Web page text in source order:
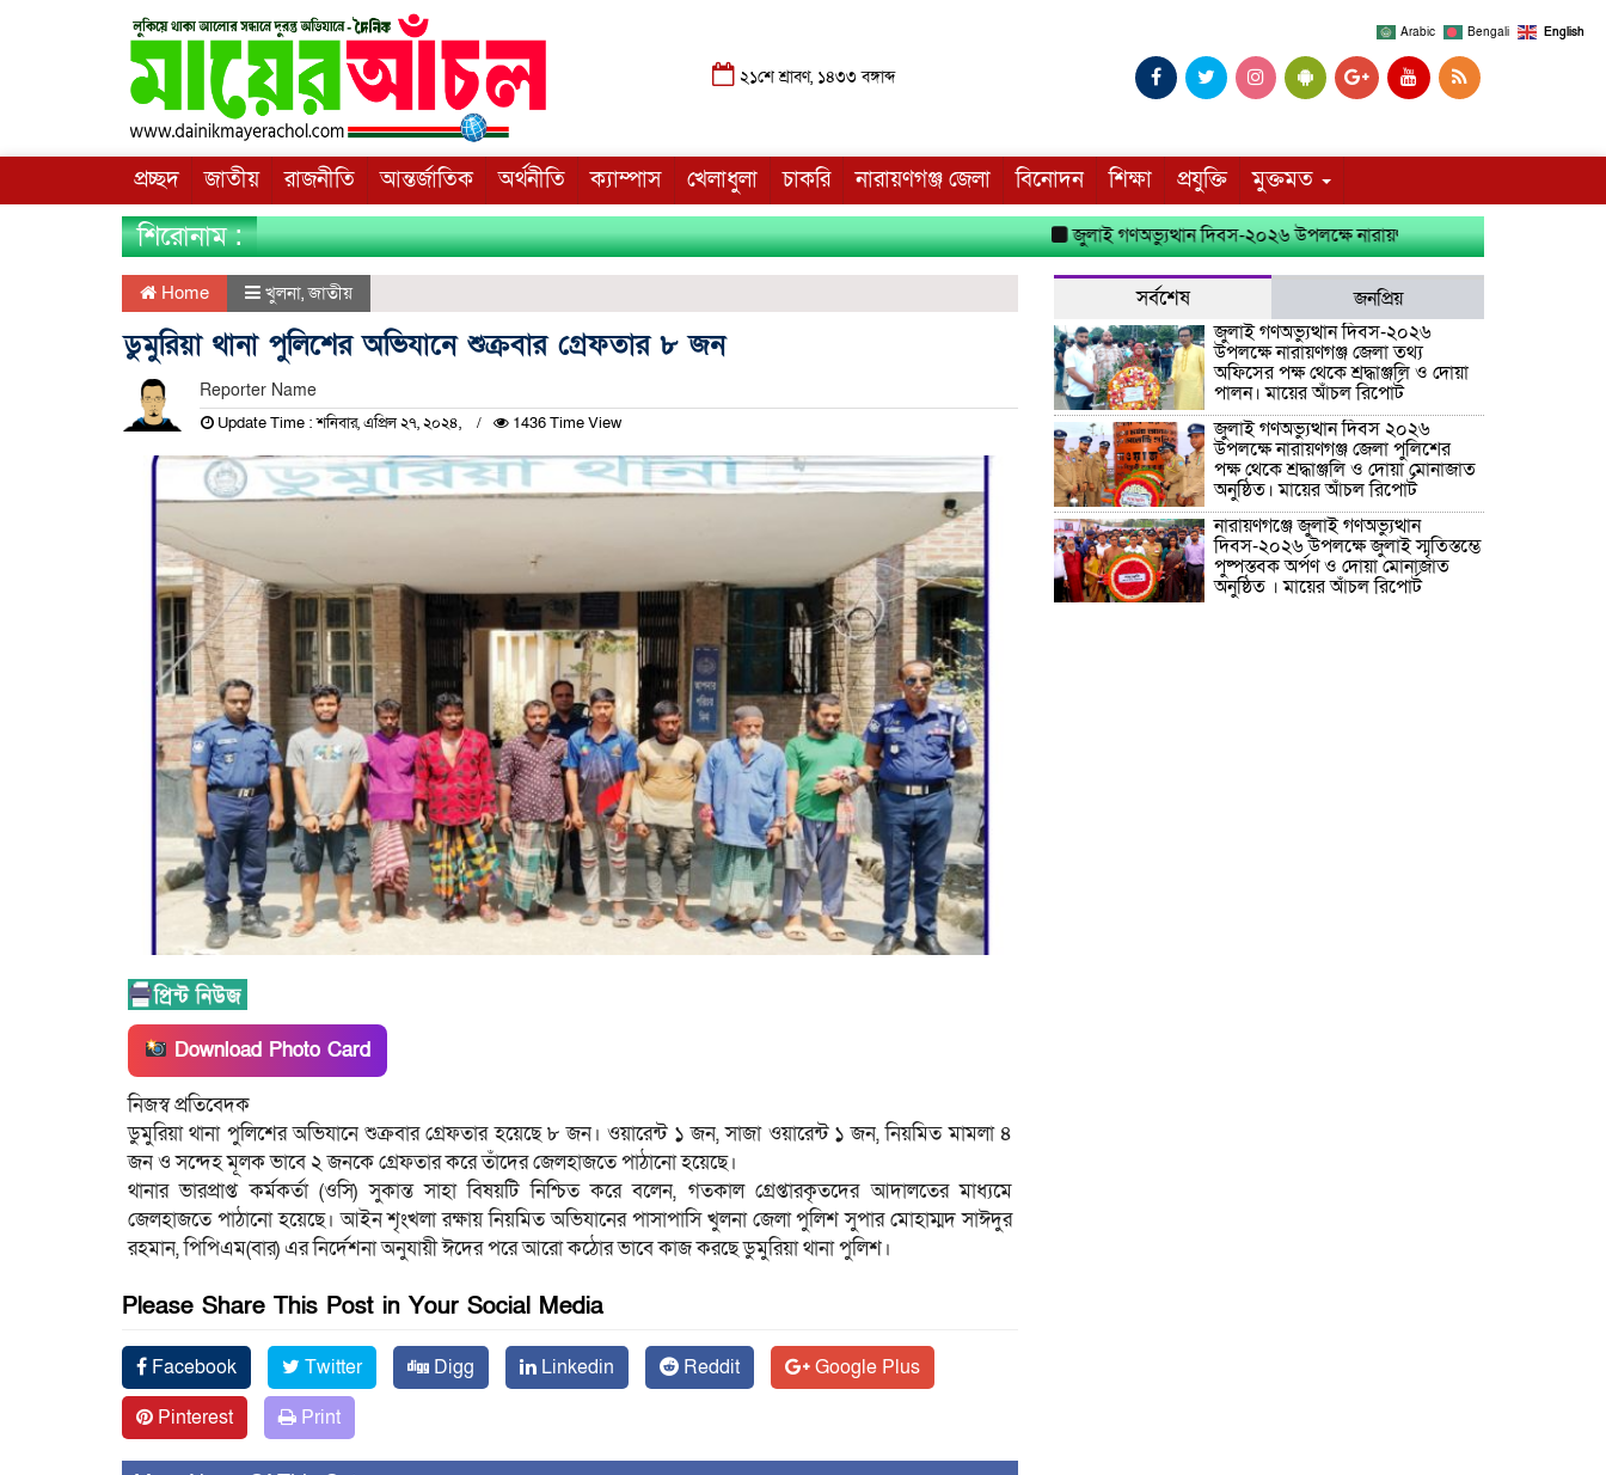
২১শে শ্রাবণ, ১৪৩৩ বঙ্গাব্দ
প্রচ্ছদ জাতীয় রাজনীতি আন্তর্জাতিক অর্থনীতি ক্যাম্পাস খেলাধুলা চাকরি নারায়ণগঞ্জ জেলা বিনোদন শিক্ষা প্রযুক্তি মুক্তমত
শিরোনাম : জুলাই গণঅভ্যুত্থান দিবস-২০২৬ উপলক্ষে নারায়ণগঞ্জ জেলা তথ্য অফিসের পক্ষ থেকে
Home খুলনা,জাতীয়
ডুমুরিয়া থানা পুলিশের অভিযানে শুক্রবার গ্রেফতার ৮ জন
Reporter Name
Update Time : শনিবার, এপ্রিল ২৭, ২০২৪, 1436 Time View
Download Photo Card
নিজস্ব প্রতিবেদক
ডুমুরিয়া থানা পুলিশের অভিযানে শুক্রবার গ্রেফতার হয়েছে ৮ জন। ওয়ারেন্ট ১ জন, সাজা ওয়ারেন্ট ১ জন, নিয়মিত মামলা ৪
জন ও সন্দেহ মূলক ভাবে ২ জনকে গ্রেফতার করে তাঁদের জেলহাজতে পাঠানো হয়েছে।
থানার ভারপ্রাপ্ত কর্মকর্তা (ওসি) সুকান্ত সাহা বিষয়টি নিশ্চিত করে বলেন, গতকাল গ্রেপ্তারকৃতদের আদালতের মাধ্যমে
জেলহাজতে পাঠানো হয়েছে। আইন শৃংখলা রক্ষায় নিয়মিত অভিযানের পাসাপাসি খুলনা জেলা পুলিশ সুপার মোহাম্মদ সাঈদুর
রহমান, পিপিএম(বার) এর নির্দেশনা অনুযায়ী ঈদের পরে আরো কঠোর ভাবে কাজ করছে ডুমুরিয়া থানা পুলিশ।
Please Share This Post in Your Social Media
Facebook Twitter Digg Linkedin Reddit
Google Plus
Pinterest
Print
সর্বশেষ
জনপ্রিয়
জুলাই গণঅভ্যুত্থান দিবস-২০২৬
উপলক্ষে নারায়ণগঞ্জ জেলা তথ্য
অফিসের পক্ষ থেকে শ্রদ্ধাঞ্জলি ও দোয়া
পালন। মায়ের আঁচল রিপোর্ট
জুলাই গণঅভ্যুত্থান দিবস ২০২৬
উপলক্ষে নারায়ণগঞ্জ জেলা পুলিশের
পক্ষ থেকে শ্রদ্ধাঞ্জলি ও দোয়া মোনাজাত
অনুষ্ঠিত। মায়ের আঁচল রিপোর্ট
নারায়ণগঞ্জে জুলাই গণঅভ্যুত্থান
দিবস-২০২৬ উপলক্ষে জুলাই স্মৃতিস্তম্ভে
পুষ্পস্তবক অর্পণ ও দোয়া মোনাজাত
অনুষ্ঠিত । মায়ের আঁচল রিপোর্ট
Arabic Bengali English